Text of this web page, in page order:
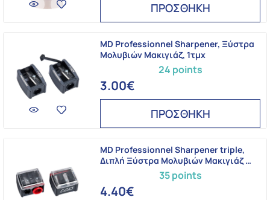
ΠΡΟΣΘΗΚΗ
24 points
MD Professionnel Sharpener, Ξύστρα
Μολυβιών Μακιγιάζ, 1τμχ
3.00€
ΠΡΟΣΘΗΚΗ
35 points
MD Professionnel Sharpener triple,
Διπλή Ξύστρα Μολυβιών Μακιγιάζ …
4.40€